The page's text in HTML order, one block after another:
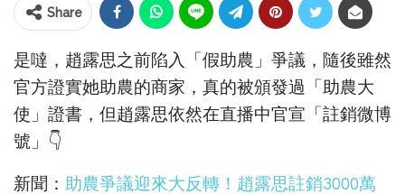
Share
是噠，趙露思之前陷入「假助農」爭議，隨後雖然
官方證實她助農的商家，真的被頒發過「助農大
使」證書，但趙露思依然在直播中官宣「註銷微博
號」👇
新聞： 助農爭議迎來大反轉！趙露思註銷3000萬